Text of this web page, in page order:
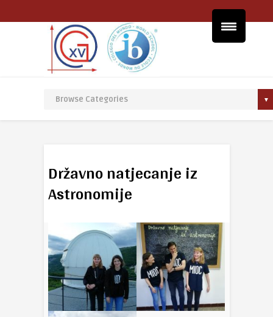
Državno natjecanje iz
Astronomije